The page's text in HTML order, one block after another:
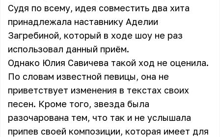
Судя по всему, идея совместить два хита
принадлежала наставнику Аделии
Загребиной, который в ходе шоу не раз
использовал данный приём.
Однако Юлия Савичева такой ход не оценила.
По словам известной певицы, она не
приветствует изменения в текстах своих
песен. Кроме того, звезда была
разочарована тем, что так и не услышала
припев своей композиции, которая имеет для